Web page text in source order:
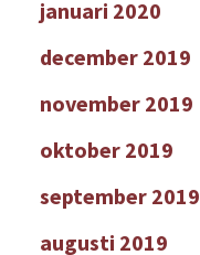
januari 2020
december 2019
november 2019
oktober 2019
september 2019
augusti 2019